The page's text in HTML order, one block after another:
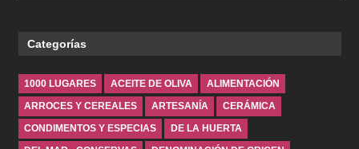
Categorías
1000 LUGARES ACEITE DE OLIVA ALIMENTACIÓN
ARROCES Y CEREALES ARTESANÍA CERÁMICA
CONDIMENTOS Y ESPECIAS DE LA HUERTA